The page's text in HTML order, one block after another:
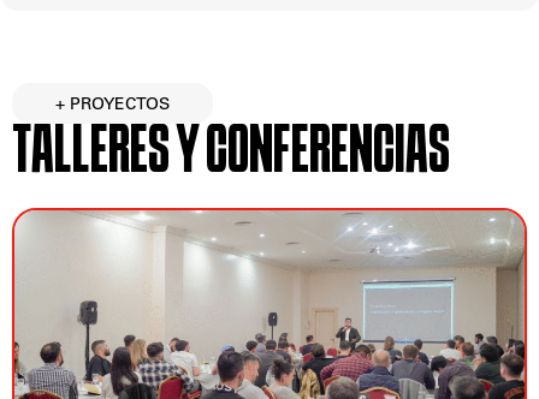
+ PROYECTOS
TALLERES Y CONFERENCIAS